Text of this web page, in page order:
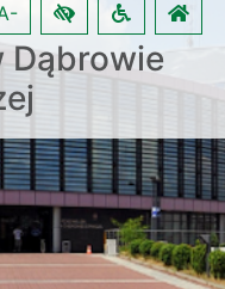
Dąbrowie